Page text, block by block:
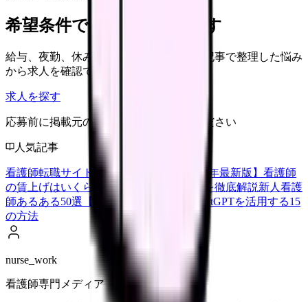
希望条件で看護師求人を探す
給与、夜勤、休み、ブランクなど、この記事で整理した悩み
から求人を確認できます。
求人を探す
応募前に掲載元の最新情報を確認してください
人気記事
看護師転職サイトランキングTOP5【2026年最新版】 看護師
の賃上げはいくら？2026年度の最新情報を徹底解説新人看護
師あるある50選【共感必至】
看護師がChatGPTを活用する15
の方法
nurse_work
看護師専門メディア